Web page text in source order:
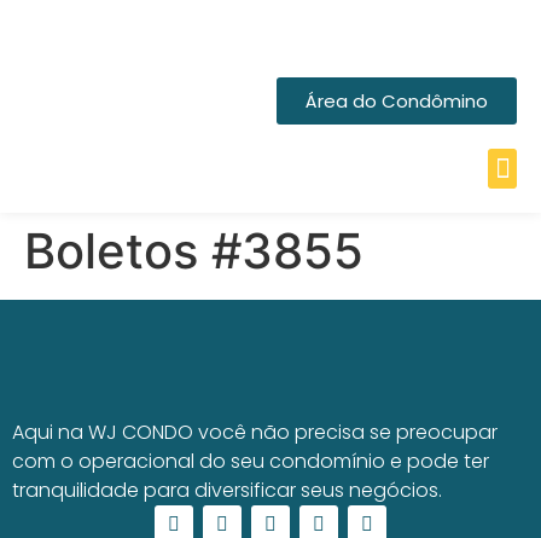
Área do Condômino
Boletos #3855
Aqui na WJ CONDO você não precisa se preocupar
com o operacional do seu condomínio e pode ter
tranquilidade para diversificar seus negócios.